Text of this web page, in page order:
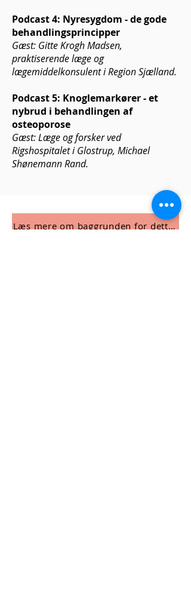
Podcast 4: Nyresygdom - de gode
behandlingsprincipper
Gæst: Gitte Krogh Madsen,
praktiserende læge og
lægemiddelkonsulent i Region Sjælland.
Podcast 5: Knoglemarkører - et
nybrud i behandlingen af
osteoporose
Gæst: Læge og forsker ved
Rigshospitalet i Glostrup, Michael
Shønemann Rand.
Læs mere om baggrunden for dette